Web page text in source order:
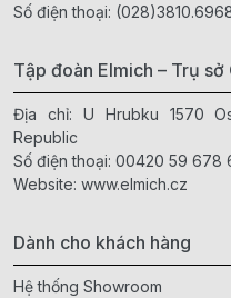
Số điện thoại:
Tập đoàn Elmich – Trụ
Địa chỉ: U Hrubku 1570
Republic
Số điện thoại: 00420 59 678
Website: www.elmich.cz
Dành cho khách hàng
Hệ thống Showroom